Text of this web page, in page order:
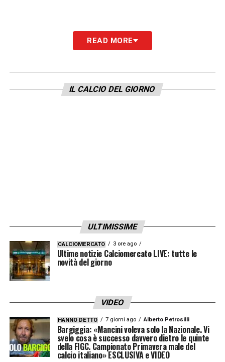
READ MORE
IL CALCIO DEL GIORNO
ULTIMISSIME
CALCIOMERCATO 3 ore ago
Ultime notizie Calciomercato LIVE: tutte le
novità del giorno
VIDEO
HANNO DETTO 7 giorni ago Alberto Petrosilli
Bargiggia: «Mancini voleva solo la Nazionale. Vi
svelo cosa è successo davvero dietro le quinte
della FIGC. Campionato Primavera male del
calcio italiano» ESCLUSIVA e VIDEO